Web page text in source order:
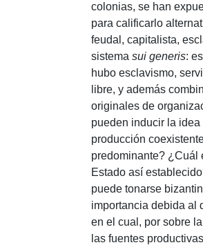
colonias, se han
para calificarlo
feudal, capitalista,
sistema sui generis:
hubo esclavismo,
libre, y además
originales de
pueden inducir la
producción
predominante? ¿Cuál
Estado así
puede tonarse
importancia debida al
en el cual, por sobre
las fuentes